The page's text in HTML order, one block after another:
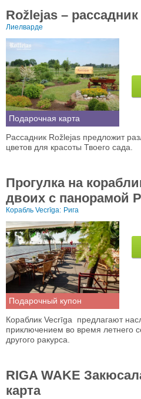
Rožlejas –
Лиелварде
Подарочная карта
Рассадник Rožlejas предложит
цветов для красоты Твоего сада.
Прогулка на
двоих с панорамой
Корабль Vecrīga: Рига
Подарочный купон
Кораблик Vecrīga предлагают
приключением во время летнего
другого ракурса.
RIGA WAKE
карта